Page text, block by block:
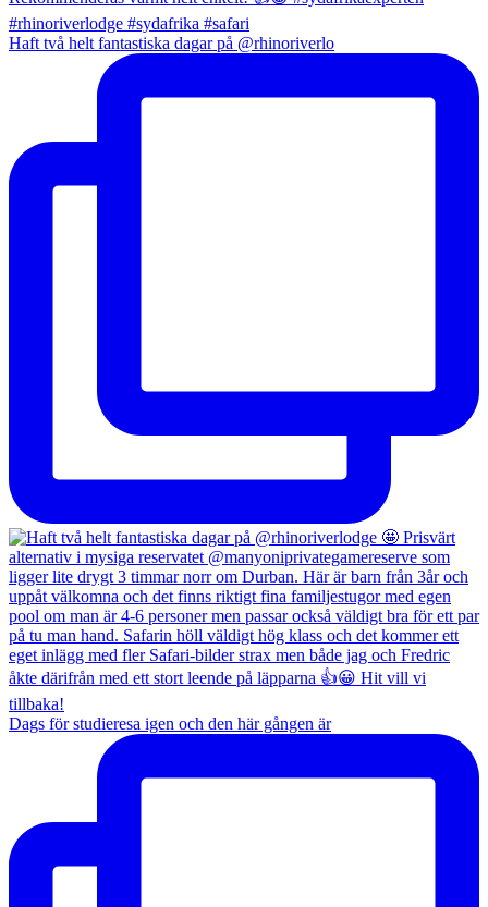
Haft två helt fantastiska dagar på @rhinoriverlo
Dags för studieresa igen och den här gången är